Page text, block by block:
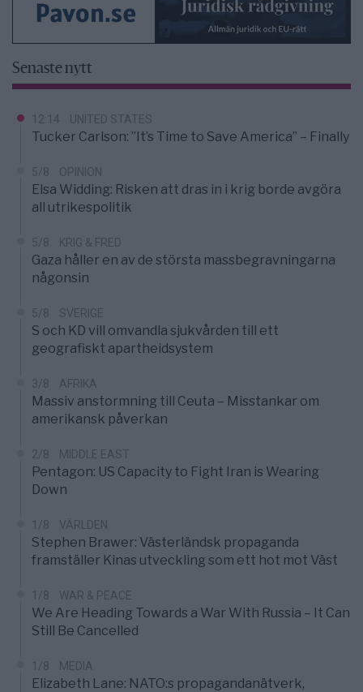
Senaste nytt
12:14 UNITED STATES
Tucker Carlson: ”It’s Time to Save America” – Finally
5/8 OPINION
Elsa Widding: Risken att dras in i krig borde avgöra
all utrikespolitik
5/8 KRIG & FRED
Gaza håller en av de största massbegravningarna
någonsin
5/8 SVERIGE
S och KD vill omvandla sjukvården till ett
geografiskt apartheidsystem
3/8 AFRIKA
Massiv anstormning till Ceuta – Misstankar om
amerikansk påverkan
2/8 MIDDLE EAST
Pentagon: US Capacity to Fight Iran is Wearing
Down
1/8 VÄRLDEN
Stephen Brawer: Västerländsk propaganda
framställer Kinas utveckling som ett hot mot Väst
1/8 WAR & PEACE
We Are Heading Towards a War With Russia – It Can
Still Be Cancelled
1/8 MEDIA
Elizabeth Lane: NATO:s propagandanätverk,